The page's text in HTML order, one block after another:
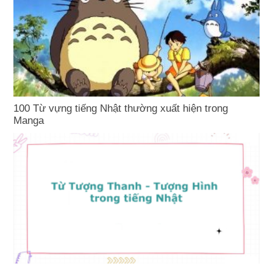
100 Từ vựng tiếng Nhật thường xuất hiện trong
Manga